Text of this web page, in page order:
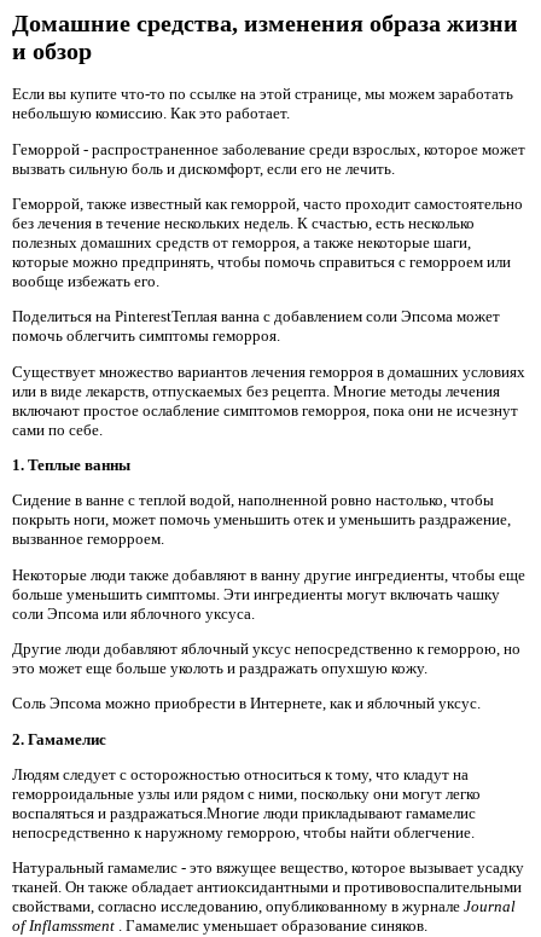
Домашние средства, изменения образа жизни
и обзор
Если вы купите что-то по ссылке на этой странице, мы можем заработать
небольшую комиссию. Как это работает.
Геморрой - распространенное заболевание среди взрослых, которое может
вызвать сильную боль и дискомфорт, если его не лечить.
Геморрой, также известный как геморрой, часто проходит самостоятельно
без лечения в течение нескольких недель. К счастью, есть несколько
полезных домашних средств от геморроя, а также некоторые шаги,
которые можно предпринять, чтобы помочь справиться с геморроем или
вообще избежать его.
Поделиться на PinterestТеплая ванна с добавлением соли Эпсома может
помочь облегчить симптомы геморроя.
Существует множество вариантов лечения геморроя в домашних условиях
или в виде лекарств, отпускаемых без рецепта. Многие методы лечения
включают простое ослабление симптомов геморроя, пока они не исчезнут
сами по себе.
1. Теплые ванны
Сидение в ванне с теплой водой, наполненной ровно настолько, чтобы
покрыть ноги, может помочь уменьшить отек и уменьшить раздражение,
вызванное геморроем.
Некоторые люди также добавляют в ванну другие ингредиенты, чтобы еще
больше уменьшить симптомы. Эти ингредиенты могут включать чашку
соли Эпсома или яблочного уксуса.
Другие люди добавляют яблочный уксус непосредственно к геморрою, но
это может еще больше уколоть и раздражать опухшую кожу.
Соль Эпсома можно приобрести в Интернете, как и яблочный уксус.
2. Гамамелис
Людям следует с осторожностью относиться к тому, что кладут на
геморроидальные узлы или рядом с ними, поскольку они могут легко
воспаляться и раздражаться.Многие люди прикладывают гамамелис
непосредственно к наружному геморрою, чтобы найти облегчение.
Натуральный гамамелис - это вяжущее вещество, которое вызывает усадку
тканей. Он также обладает антиоксидантными и противовоспалительными
свойствами, согласно исследованию, опубликованному в журнале Journal
of Inflamssment . Гамамелис уменьшает образование синяков.